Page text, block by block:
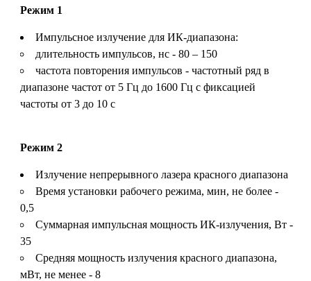
Режим 1
Импульсное излучение для ИК-диапазона:
длительность импульсов, нс - 80 – 150
частота повторения импульсов - частотный ряд в
диапазоне частот от 5 Гц до 1600 Гц с фиксацией
частоты от 3 до 10 с
Режим 2
Излучение непрерывного лазера красного диапазона
Время установки рабочего режима, мин, не более -
0,5
Суммарная импульсная мощность ИК-излучения, Вт -
35
Средняя мощность излучения красного диапазона,
мВт, не менее - 8